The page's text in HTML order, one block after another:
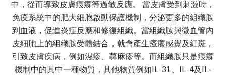
中，從而導致皮膚痕癢等過敏反應。 當皮膚受到刺激時，
免疫系統中的肥大細胞啟動保護機制，分泌更多的組織胺
到血液，促進炎症反應和修復組織。當組織胺與微血管內
皮細胞上的組織胺受體結合，就會產生瘙癢感覺及紅斑，
引致皮膚疾病，例如濕疹、蕁麻疹等。而組織胺只是痕癢
機制中的其中一種物質，其他物質例如IL-31、IL-4及IL-